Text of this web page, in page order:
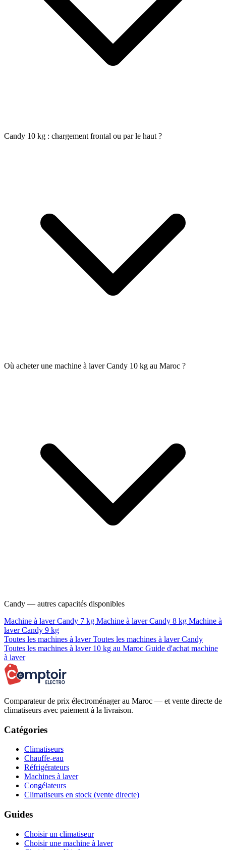
Candy 10 kg : chargement frontal ou par le haut ?
Où acheter une machine à laver Candy 10 kg au Maroc ?
Candy — autres capacités disponibles
Machine à laver Candy 7 kg Machine à laver Candy 8 kg Machine à
laver Candy 9 kg
Toutes les machines à laverToutes les machines à laver Candy
Toutes les machines à laver 10 kg au Maroc Guide d'achat machine
à laver
Comparateur de prix électroménager au Maroc — et vente directe de
climatiseurs avec paiement à la livraison.
Catégories
Climatiseurs
Chauffe-eau
Réfrigérateurs
Machines à laver
Congélateurs
Climatiseurs en stock (vente directe)
Guides
Choisir un climatiseur
Choisir une machine à laver